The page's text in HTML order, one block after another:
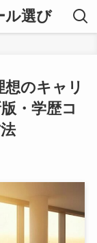
ル選び
のキャリ
・学歴コ